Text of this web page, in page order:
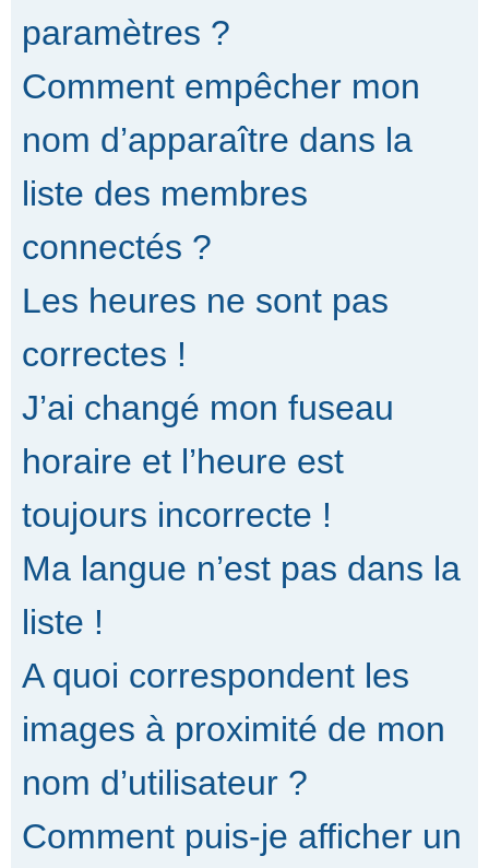
paramètres ?
Comment empêcher mon
nom d’apparaître dans la
liste des membres
connectés ?
Les heures ne sont pas
correctes !
J’ai changé mon fuseau
horaire et l’heure est
toujours incorrecte !
Ma langue n’est pas dans la
liste !
A quoi correspondent les
images à proximité de mon
nom d’utilisateur ?
Comment puis-je afficher un